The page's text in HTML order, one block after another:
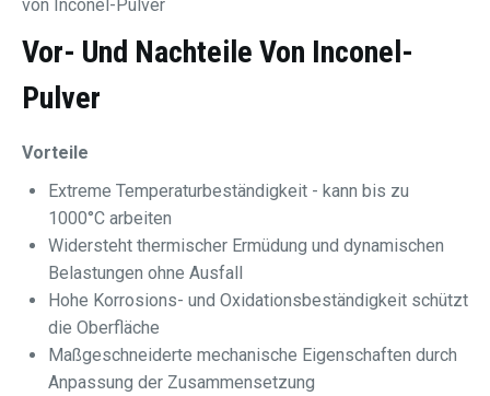
von Inconel-Pulver
Vor- Und Nachteile Von Inconel-
Pulver
Vorteile
Extreme Temperaturbeständigkeit - kann bis zu
1000°C arbeiten
Widersteht thermischer Ermüdung und dynamischen
Belastungen ohne Ausfall
Hohe Korrosions- und Oxidationsbeständigkeit schützt
die Oberfläche
Maßgeschneiderte mechanische Eigenschaften durch
Anpassung der Zusammensetzung